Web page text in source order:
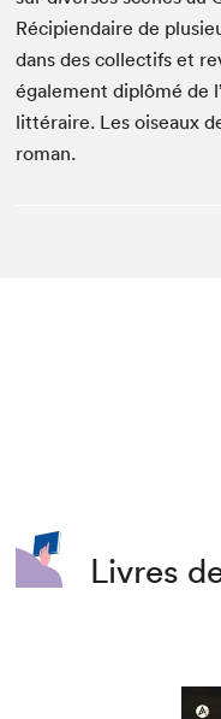
Récipiendaire de
dans des collectifs et
également diplômé de
littéraire. Les oiseaux
roman.
Livres